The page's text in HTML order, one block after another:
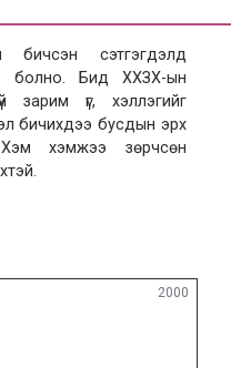
бичсэн сэтгэгдэлд
болно. Бид ХХЗХ-ын
зарим үг, хэллэгийг
бичихдээ бусдын эрх
Хэм хэмжээ зөрчсөн
2000